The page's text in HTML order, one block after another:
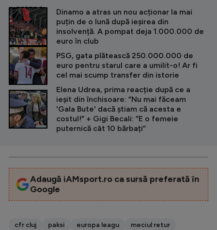
JO 2026
Intră în cont
Creează cont
CITEȘTE ȘI
Dinamo a atras un nou acționar la mai
puțin de o lună după ieșirea din
insolvență. A pompat deja 1.000.000 de
euro în club
PSG, gata plătească 250.000.000 de
euro pentru starul care a umilit-o! Ar fi
cel mai scump transfer din istorie
Elena Udrea, prima reacție după ce a
ieșit din închisoare: ”Nu mai făceam
'Gala Bute' dacă știam că acesta e
costul!” + Gigi Becali: ”E o femeie
puternică cât 10 bărbați”
Adaugă iAMsport.ro ca sursă preferată în
Google
cfr cluj paksi europa leagu
meciul retur